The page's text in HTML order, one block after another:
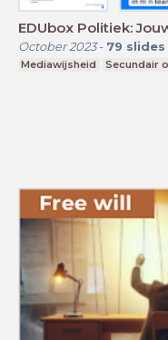
EDUbox Politiek:
October 2023- 79 slides
Mediawijsheid Secundair